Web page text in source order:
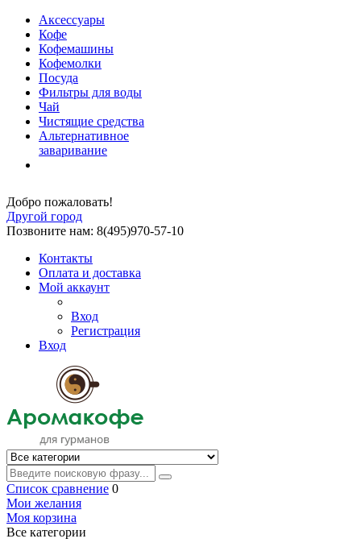
Аксессуары
Кофе
Кофемашины
Кофемолки
Посуда
Фильтры для воды
Чай
Чистящие средства
Альтернативное
заваривание
Добро пожаловать!
Другой город
Позвоните нам: 8(495)970-57-10
Контакты
Оплата и доставка
Мой аккаунт
Вход
Регистрация
Вход
Список сравнение 0
Мои желания
Моя корзина
Все категории